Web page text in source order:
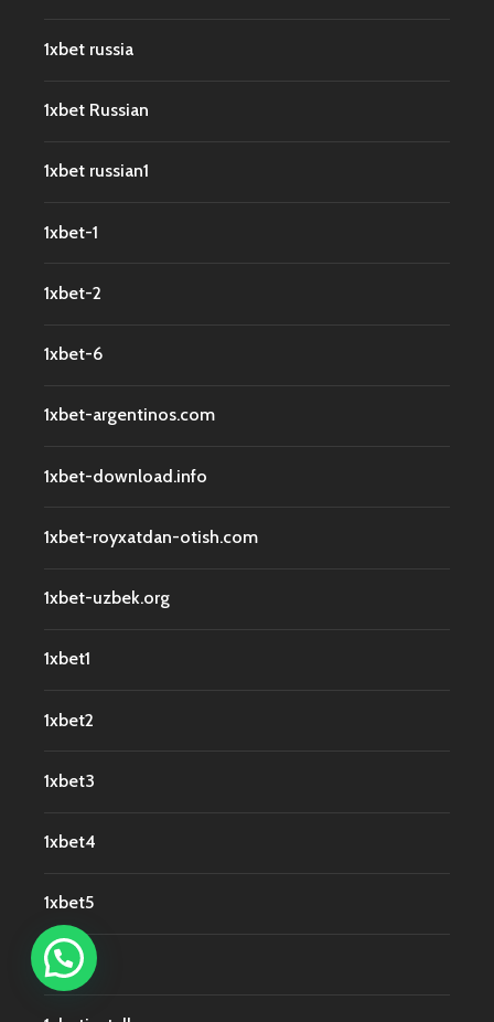
1xbet russia
1xbet Russian
1xbet russian1
1xbet-1
1xbet-2
1xbet-6
1xbet-argentinos.com
1xbet-download.info
1xbet-royxatdan-otish.com
1xbet-uzbek.org
1xbet1
1xbet2
1xbet3
1xbet4
1xbet5
1xbet7